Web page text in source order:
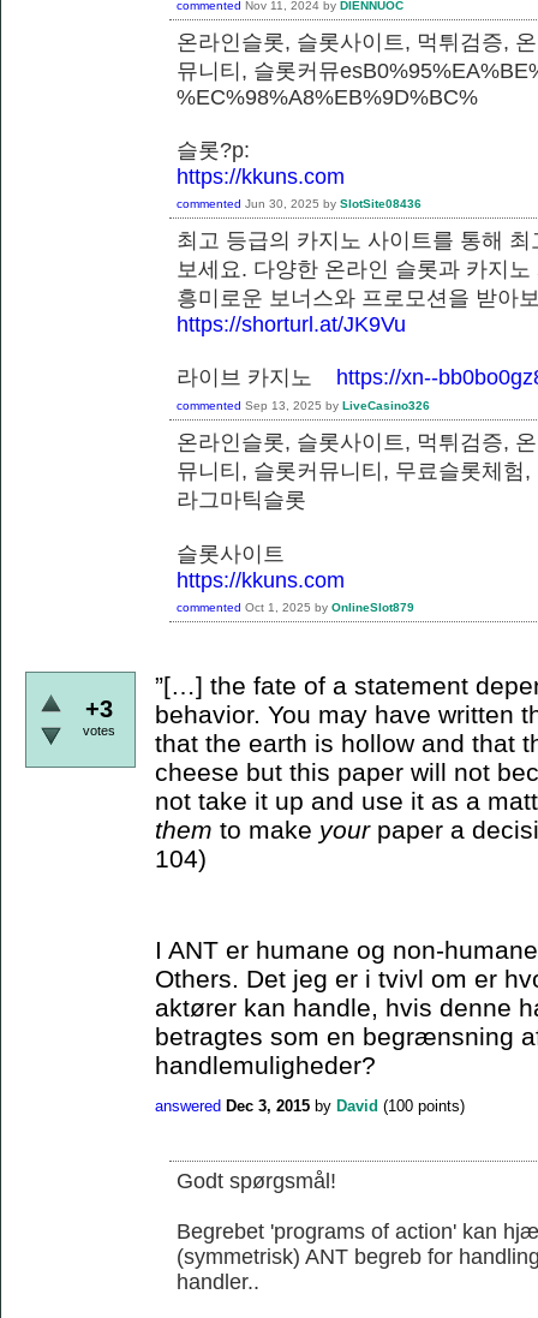
commented Nov 11, 2024 by DIENNUOC
온라인슬롯, 슬롯사이트, 먹튀검증,
뮤니티, 슬롯커뮤
%EC%98%A8%EB%9D%BC%
슬롯?p:
https://kkuns.com
commented Jun 30, 2025 by SlotSite08436
최고 등급의 카지노 사이트를 통해
보세요. 다양한 온라인 슬롯과 카지
흥미로운 보너스와 프로모션을 받
https://shorturl.at/JK9Vu
라이브 카지노 https://xn--
commented Sep 13, 2025 by LiveCasino326
온라인슬롯, 슬롯사이트, 먹튀검증,
뮤니티, 슬롯커뮤니티, 무료슬롯체험
라그마틱슬롯
슬롯사이트
https://kkuns.com
commented Oct 1, 2025 by OnlineSlot879
+3
votes
”[…] the fate of a statement
behavior. You may have written
that the earth is hollow and that
cheese but this paper will not
not take it up and use it as a
them to make your paper a
104)
I ANT er humane og non-
Others. Det jeg er i tvivl om er
aktører kan handle, hvis denne
betragtes som en begrænsning
handlemuligheder?
answered Dec 3, 2015 by David (100 points)
Godt spørgsmål!
Begrebet 'programs of action' kan
(symmetrisk) ANT begreb for
handler..